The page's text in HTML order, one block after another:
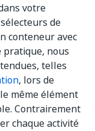
votre
de
conteneur avec
pratique, nous
telles
, lors de
même élément
Contrairement
chaque activité